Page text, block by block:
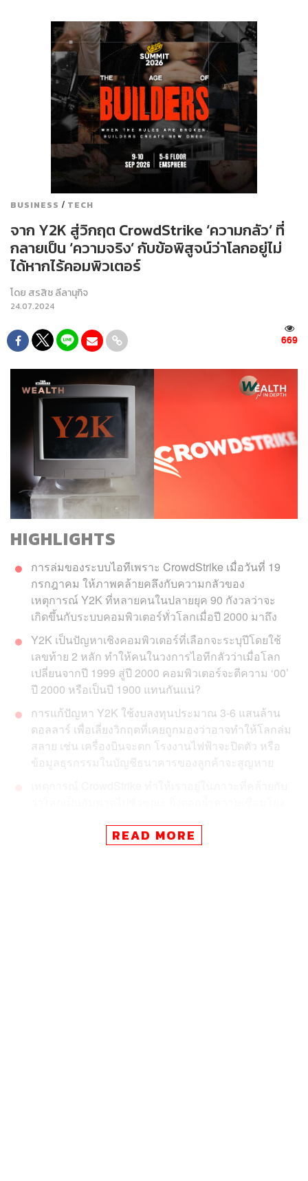
BUSINESS / TECH
จาก Y2K สู่วิกฤต CrowdStrike ‘ความกลัว’ ที่
กลายเป็น ‘ความจริง’ กับข้อพิสูจน์ว่าโลกอยู่ไม่
ได้หากไร้คอมพิวเตอร์
โดย สรสิช ลีลานุกิจ
24.07.2024
669
HIGHLIGHTS
การล่มของระบบไอทีเพราะ CrowdStrike เมื่อวันที่ 19
กรกฎาคม ให้ภาพคล้ายคลึงกับความกลัวของ
เหตุการณ์ Y2K ที่หลายคนในปลายยุค 90 กังวลว่าจะ
เกิดขึ้นกับระบบคอมพิวเตอร์ทั่วโลกเมื่อปี 2000 มาถึง
Y2K เป็นปัญหาเชิงคอมพิวเตอร์ที่เลือกจะระบุปีโดยใช้
เลขท้าย 2 หลัก ทำให้คนในวงการไอทีกลัวว่าเมื่อโลก
เปลี่ยนจากปี 1999 สู่ปี 2000 คอมพิวเตอร์จะตีความ ‘00’
ปี 2000 หรือเป็นปี 1900 แทนกันแน่?
การแก้ปัญหา Y2K ใช้งบลงทุนประมาณ 3-6 แสนล้าน
ดอลลาร์ เพื่อเลี่ยงวิกฤตที่เคยถูกมองว่าอาจทำให้โลกล่ม
สลาย เช่น เครื่องบินจะตก โรงงานไฟฟ้าจะปิดตัว หรือ
ข้อมูลธุรกรรมในบัญชีธนาคารของลูกค้าจะสูญหาย
คอมพิวเตอร์ที่แทบจะตัดกันไม่ขาดแล้ว
READ MORE